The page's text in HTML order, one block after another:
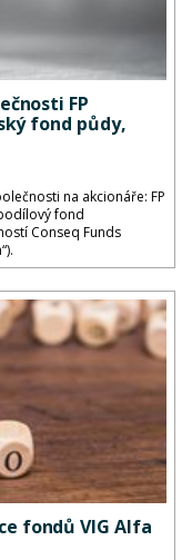
FP
fond půdy,
na akcionáře: FP
fond
Conseq Funds
fondů VIG Alfa